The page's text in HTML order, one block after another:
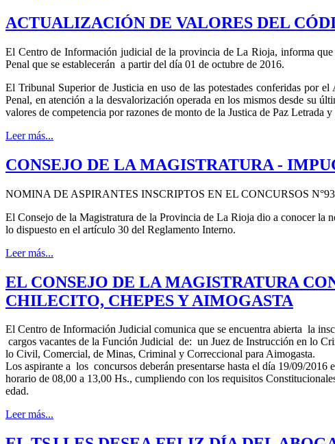
ACTUALIZACIÓN DE VALORES DEL
El Centro de Información judicial de la provincia de La Rioja, informa
Penal que se establecerán a partir del día 01 de octubre de 2016.
El Tribunal Superior de Justicia en uso de las potestades conferidas por
Penal, en atención a la desvalorización operada en los mismos desde su
valores de competencia por razones de monto de la Justica de Paz Letrada
Leer más...
CONSEJO DE LA MAGISTRATURA -
NOMINA DE ASPIRANTES INSCRIPTOS EN EL CONCURSOS N°93
El Consejo de la Magistratura de la Provincia de La Rioja dio a conocer la
lo dispuesto en el artículo 30 del Reglamento Interno.
Leer más...
EL CONSEJO DE LA MAGISTRATURA
CHILECITO, CHEPES Y AIMOGASTA
El Centro de Información Judicial comunica que se encuentra abierta la
cargos vacantes de la Función Judicial de: un Juez de Instrucción en lo
lo Civil, Comercial, de Minas, Criminal y Correccional para Aimogasta.
Los aspirante a los concursos deberán presentarse hasta el día 19/09/
horario de 08,00 a 13,00 Hs., cumpliendo con los requisitos
edad.
Leer más...